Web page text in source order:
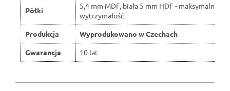
Półki
5,4 mm MDF, biała 5 mm HDF - maksymalna
wytrzymałość
Produkcja
Wyprodukowano w Czechach
Gwarancja
10 lat